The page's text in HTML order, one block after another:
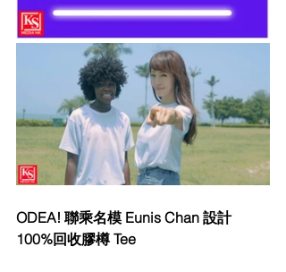
ODEA! 聯乘名模 Eunis Chan 設計
100%回收膠樽 Tee